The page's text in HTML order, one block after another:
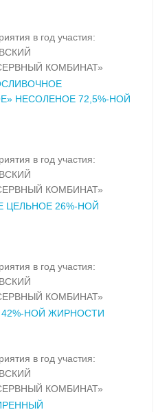
в год участия:
КОМБИНАТ»
НЕСОЛЕНОЕ 72,5%-НОЙ
в год участия:
КОМБИНАТ»
26%-НОЙ
в год участия:
КОМБИНАТ»
НОЙ ЖИРНОСТИ
в год участия:
КОМБИНАТ»